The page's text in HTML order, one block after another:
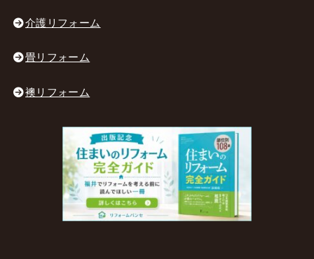
介護リフォーム
畳リフォーム
襖リフォーム